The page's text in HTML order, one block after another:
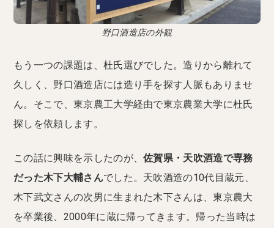
野口酒造店の外観
もう一つの課題は、杜氏選びでした。造りから離れて
久しく、野口酒造店には造り手を探す人脈もありませ
ん。そこで、東京農工大学経由で東京農業大学に杜氏
探しを依頼します。
この話に興味を示したのが、佐賀県・天吹酒造で専務
だった木下大輔さんでした。天吹酒造の10代目蔵元、
木下武文さんの次男に生まれた木下さんは、東京農大
を卒業後、2000年に蔵に帰ってきます。帰った当時は